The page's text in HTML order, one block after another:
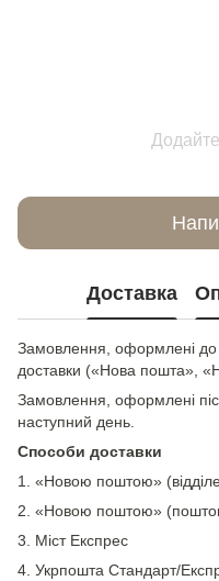
Доставка
Замовлення, оформлені
доставки («Нова пошта»,
Замовлення, оформлені
наступний день.
Способи доставки
1. «Новою поштою»
2. «Новою поштою»
3. Міст Експрес
4. Укрпошта Стандарт/